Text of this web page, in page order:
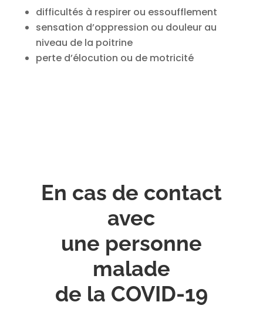
difficultés à respirer ou essoufflement
sensation d’oppression ou douleur au
niveau de la poitrine
perte d’élocution ou de motricité
En cas de contact
avec
une personne
malade
de la COVID-19